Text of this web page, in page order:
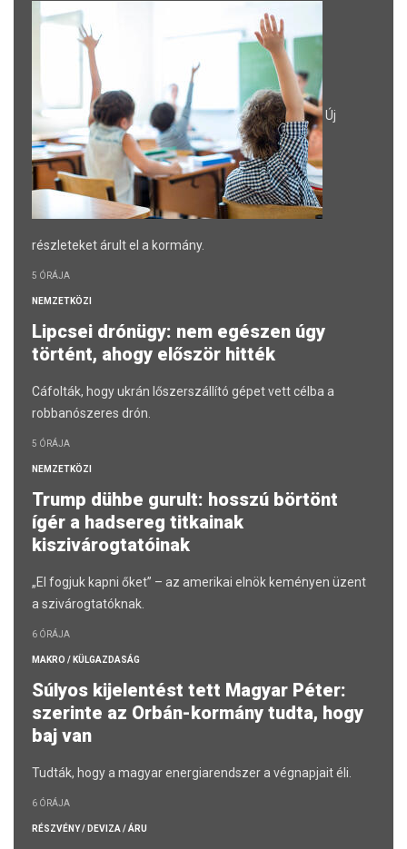
Új
részleteket árult el a kormány.
5 ÓRÁJA
NEMZETKÖZI
Lipcsei drónügy: nem egészen úgy
történt, ahogy először hitték
Cáfolták, hogy ukrán lőszerszállító gépet vett célba a
robbanószeres drón.
5 ÓRÁJA
NEMZETKÖZI
Trump dühbe gurult: hosszú börtönt
ígér a hadsereg titkainak
kiszivárogtatóinak
„El fogjuk kapni őket” – az amerikai elnök keményen üzent
a szivárogtatóknak.
6 ÓRÁJA
MAKRO / KÜLGAZDASÁG
Súlyos kijelentést tett Magyar Péter:
szerinte az Orbán-kormány tudta, hogy
baj van
Tudták, hogy a magyar energiarendszer a végnapjait éli.
6 ÓRÁJA
RÉSZVÉNY / DEVIZA / ÁRU